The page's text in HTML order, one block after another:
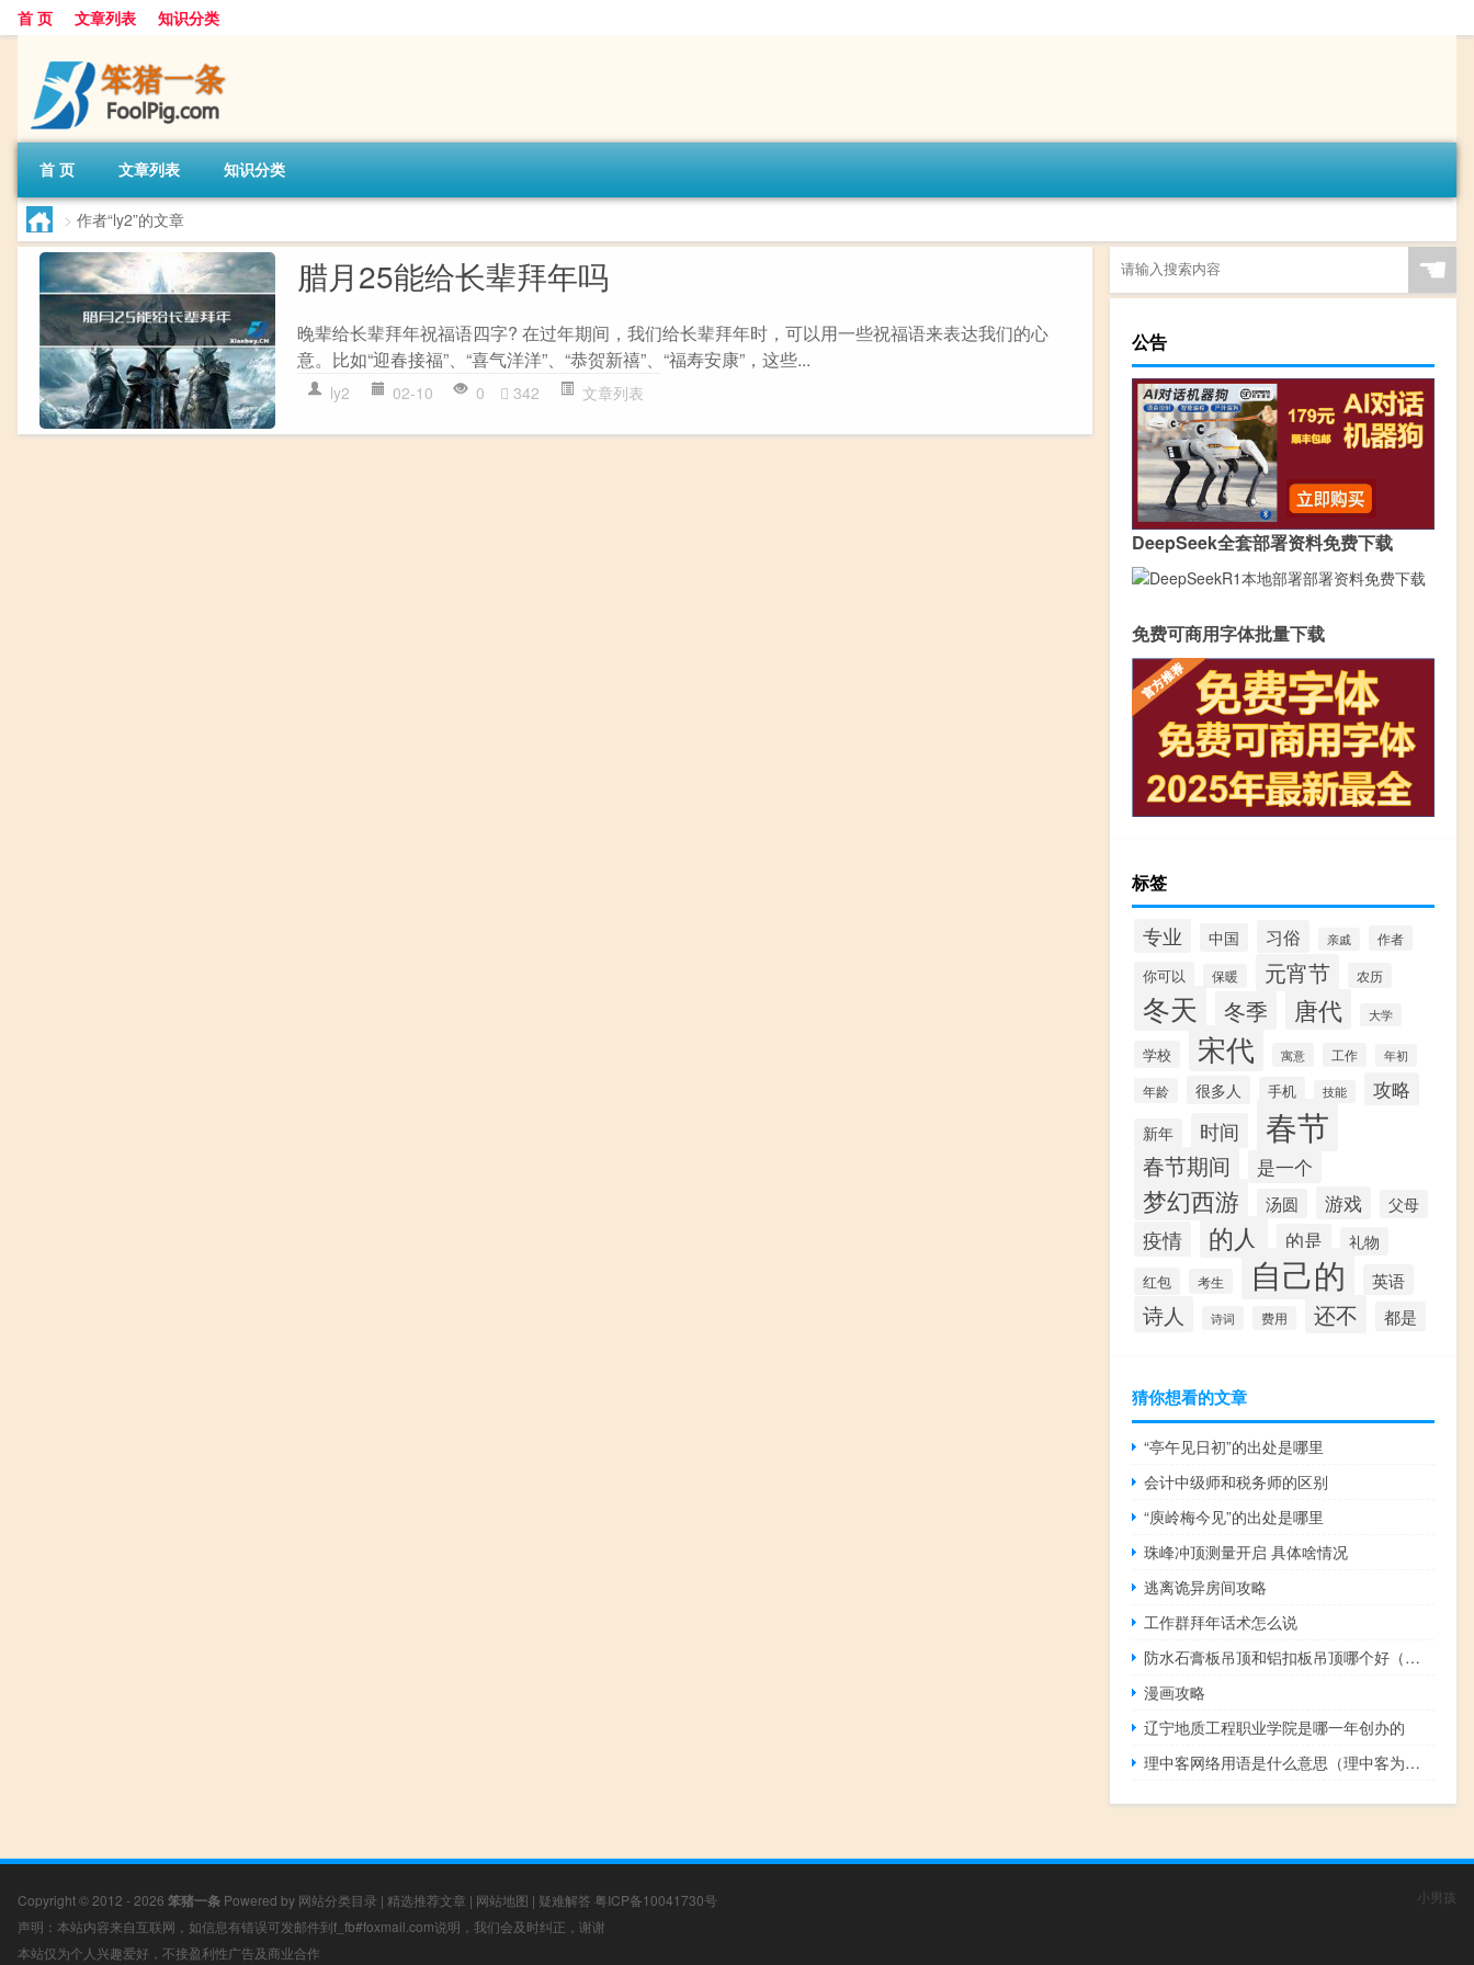
首 页 文章列表 知识分类
首 页 文章列表 知识分类
> 作者“ly2”的文章
腊月25能给长辈拜年吗
晚辈给长辈拜年祝福语四字? 在过年期间，我们给长辈拜年时，可以用一些祝福语来表达我们的心
意。比如“迎春接福”、“喜气洋洋”、“恭贺新禧”、“福寿安康”，这些...
ly2 02-10 0 342 文章列表
☚
公告
DeepSeek全套部署资料免费下载
免费可商用字体批量下载
标签
专业 中国 习俗 亲戚 作者
你可以 保暖 元宵节 农历
冬天 冬季 唐代 大学
学校 宋代 寓意 工作 年初
年龄 很多人 手机 技能 攻略
新年 时间 春节
春节期间 是一个
梦幻西游 汤圆 游戏 父母
疫情 的人 的是 礼物
红包 考生 自己的 英语
诗人 诗词 费用 还不 都是
猜你想看的文章
“亭午见日初”的出处是哪里
会计中级师和税务师的区别
“庾岭梅今见”的出处是哪里
珠峰冲顶测量开启 具体啥情况
逃离诡异房间攻略
工作群拜年话术怎么说
防水石膏板吊顶和铝扣板吊顶哪个好（防水石膏板吊顶）
漫画攻略
辽宁地质工程职业学院是哪一年创办的
理中客网络用语是什么意思（理中客为何不受欢迎）什么梗
Copyright © 2012 - 2026 笨猪一条 Powered by 网站分类目录 | 精选推荐文章 | 网站地图 | 疑难解答 粤ICP备10041730号
声明：本站内容来自互联网，如信息有错误可发邮件到f_fb#foxmail.com说明，我们会及时纠正，谢谢
本站仅为个人兴趣爱好，不接盈利性广告及商业合作
小男孩